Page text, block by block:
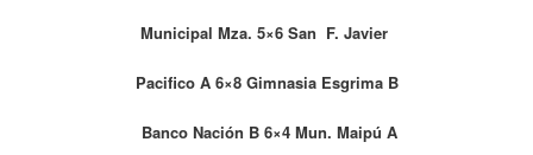
Municipal Mza. 5×6 San F. Javier
Pacifico A 6×8 Gimnasia Esgrima B
Banco Nación B 6×4 Mun. Maipú A